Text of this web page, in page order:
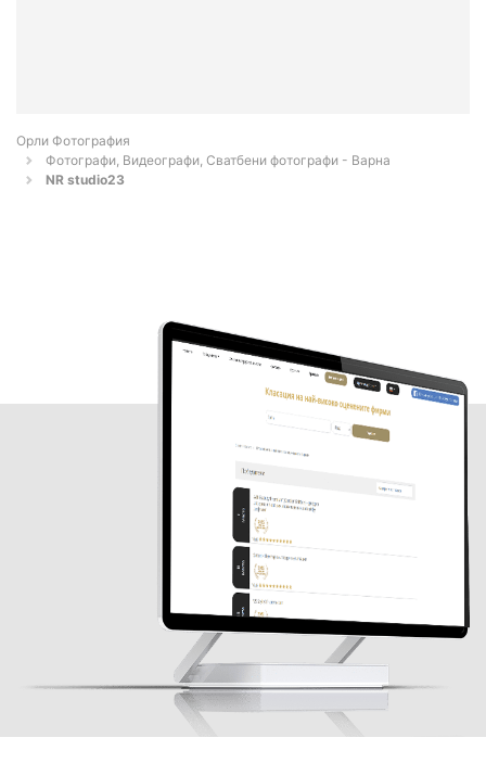
Орли Фотография
Фотографи, Видеографи, Сватбени фотографи - Варна
NR studio23